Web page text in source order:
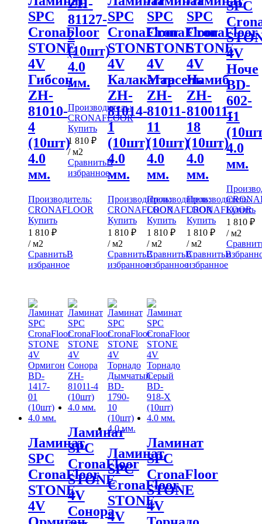
SPC
CronaFloor
STONE
4V
Гибсон
ZH-
81010-
4
(10шт)
4.0
мм.
Производитель:
CRONAFLOOR
Купить
1 810 ₽
/ м2
СравнитьВ
избранное
ZH-
81127-
2
(10шт)
4.0
мм.
Производитель:
CRONAFLOOR
Купить
1 810 ₽
/ м2
СравнитьВ
избранное
SPC
CronaFloor
STONE
4V
Калакатта
ZH-
81014-
1
(10шт)
4.0
мм.
Производитель:
CRONAFLOOR
Купить
1 810 ₽
/ м2
СравнитьВ
избранное
SPC
CronaFloor
STONE
4V
Марсель
ZH-
81011-
11
(10шт)
4.0
мм.
Производитель:
CRONAFLOOR
Купить
1 810₽
/ м2
СравнитьВ
избранное
SPC
CronaFloor
STONE
4V
Намиб
ZH-
810011-
18
(10шт)
4.0
мм.
Производитель:
CRONAFLOOR
Купить
1 810₽
/ м2
СравнитьВ
избранное
SPC
4V
Ноче
BD-
602-
11
4.0
мм.
Купить
1 810 ₽
/ м2
Ламинат
SPC
CronaFloor
STONE
4V
Ламинат
SPC
CronaFloor
STONE
4V
Сонора
Ламинат
SPC
CronaFloor
STONE
4V
Ламинат
SPC
CronaFloor
STONE
4V